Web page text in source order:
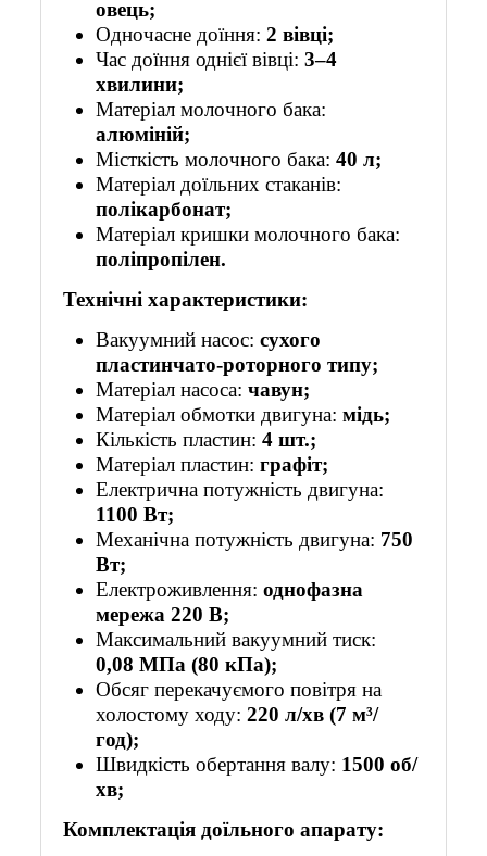
овець;
Одночасне доїння:2 вівці;
Час доїння однієї вівці:3–4
хвилини;
Матеріал молочного бака:
алюміній;
Місткість молочного бака:40 л;
Матеріал доїльних стаканів:
полікарбонат;
Матеріал кришки молочного бака:
поліпропілен.
Технічні характеристики:
Вакуумний насос:сухого
пластинчато-роторного типу;
Матеріал насоса:чавун;
Матеріал обмотки двигуна:мідь;
Кількість пластин:4 шт.;
Матеріал пластин:графіт;
Електрична потужність двигуна:
1100 Вт;
Механічна потужність двигуна: 750
Вт;
Електроживлення:однофазна
мережа 220 В;
Максимальний вакуумний тиск:
0,08 МПа (80 кПа);
Обсяг перекачуємого повітря на
холостому ходу:220 л/хв (7 м³/
год);
Швидкість обертання валу: 1500 об/
хв;
Комплектація доїльного апарату: